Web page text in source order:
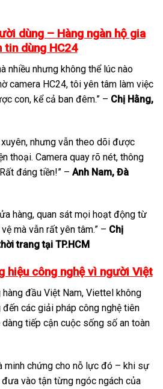
dùng – Hàng ngàn hộ gia
tin dùng HC24
nhiều nhưng không thể lúc nào
camera HC24, tôi yên tâm làm việc
con, kể cả ban đêm.” – Chị Hằng,
nhưng vẫn theo dõi được
thoại. Camera quay rõ nét, thông
đáng tiền!” – Anh Nam, Đà
hàng, quan sát mọi hoạt động từ
mà vẫn rất yên tâm.” – Chị
trang tại TP.HCM
hiệu công nghệ vì người Việt
hàng đầu Việt Nam, Viettel không
các giải pháp công nghệ tiên
tiếp cận cuộc sống số an toàn
minh chứng cho nỗ lực đó – khi sự
vào tận từng ngóc ngách của